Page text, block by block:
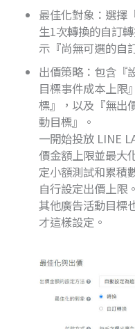
最佳化對象：選擇
生1次轉換的自訂
示『尚無可選的自
出價策略：包含『
目標事件成本上限
標』，以及『無出
動目標』。
一開始投放 LINE
價金額上限並最大
定小額測試和累積
自行設定出價上限。
其他廣告活動目標
才這樣設定。